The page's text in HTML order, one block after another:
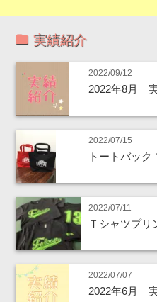
実績紹介
2022/09/12
2022年8月
2022/07/15
トートバック
2022/07/11
Ｔシャツプ
2022/07/07
2022年6月